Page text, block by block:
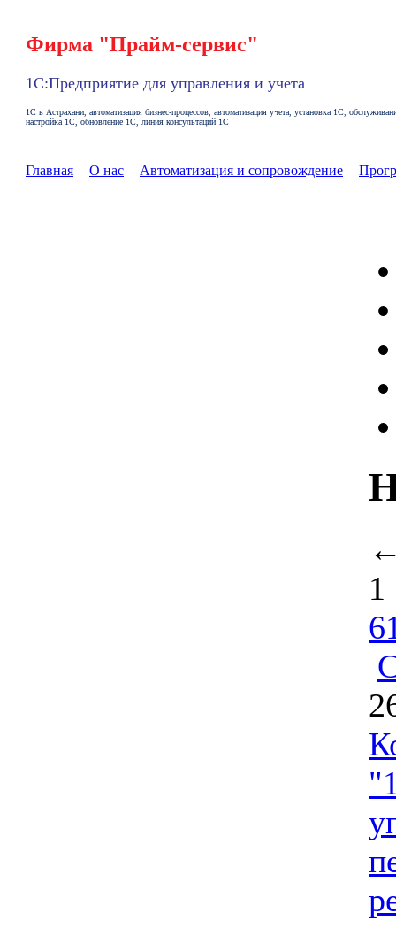
Фирма "Прайм-сервис"
1С:Предприятие для управления и учета
1С в Астрахани, автоматизация бизнес-процессов, автоматизация учета, установка 1С,
настройка 1С, обновление 1С, линия консультаций 1С
Главная О нас Автоматизация и сопровождение
1